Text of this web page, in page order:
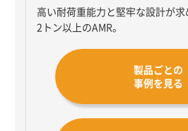
高い耐荷重能力と堅牢な設計が
2トン以上のAMR。
製品ごとの
事例を見る